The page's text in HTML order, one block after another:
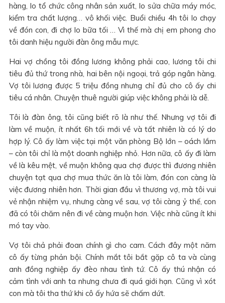
hàng, lo tổ chức công nhân sản xuất, lo sửa chữa máy móc,
kiểm tra chất lượng… vô khối việc. Buổi chiều 4h tôi lo chạy
về đón con, đi chợ lo bữa tối … Vì thế mà chị em phong cho
tôi danh hiệu người đàn ông mẫu mực.
Hai vợ chồng tôi đồng lương không phải cao, lương tôi chi
tiêu đủ thứ trong nhà, hai bên nội ngoại, trả góp ngân hàng.
Vợ tôi lương được 5 triệu đồng nhưng chỉ đủ cho cô ấy chi
tiêu cá nhân. Chuyện thuê người giúp việc không phải là dễ.
Tôi là đàn ông, tôi cũng biết rõ là như thế. Nhưng vợ tôi đi
làm về muộn, ít nhất 6h tối mới về và tất nhiên là có lý do
hợp lý. Cô ấy làm việc tại một văn phòng Bộ lớn – oách lắm
– còn tôi chỉ là một doanh nghiệp nhỏ. Hơn nữa, cô ấy đi làm
về là kêu mệt, về muộn không qua chợ được thì đương nhiên
chuyện tạt qua chợ mua thức ăn là tôi làm, đón con càng là
việc đương nhiên hơn. Thời gian đầu vì thương vợ, mà tôi vui
vẻ nhận nhiệm vụ, nhưng càng về sau, vợ tôi càng ỷ thế, con
đã có tôi chăm nên đi về càng muộn hơn. Việc nhà cũng ít khi
mó tay vào.
Vợ tôi chả phải đoan chính gì cho cam. Cách đây một năm
cô ấy từng phản bội. Chính mắt tôi bắt gặp cô ta và cùng
anh đồng nghiệp ấy đèo nhau tình tứ. Cô ấy thú nhận có
cảm tình với anh ta nhưng chưa đi quá giới hạn. Cũng vì xót
con mà tôi tha thứ khi cô ấy hứa sẽ chấm dứt.